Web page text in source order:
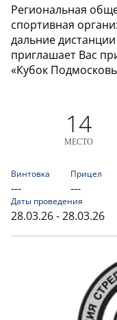
Региональная
спортивная
дальние
приглашает Вас
«Кубок
14
МЕСТО
Винтовка
---
Прицел
---
Даты проведения
28.03.26 - 28.03.26